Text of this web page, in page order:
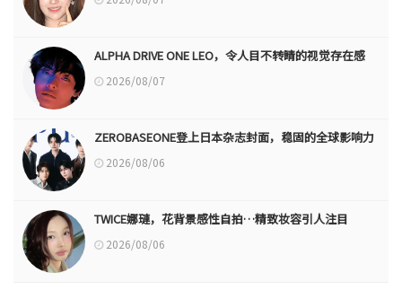
ALPHA DRIVE ONE LEO，令人目不转睛的视觉存在感
2026/08/07
ZEROBASEONE登上日本杂志封面，稳固的全球影响力
2026/08/06
TWICE娜璉，花背景感性自拍…精致妆容引人注目
2026/08/06